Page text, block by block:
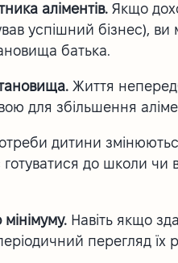
аліментів.Якщо
успішний бізнес),
батька.
Життя
для збільшення
дитини
до школи чи
Навіть якщо
перегляд